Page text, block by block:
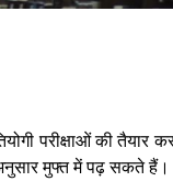
परीक्षाओं की तैयार
मुफ्त में पढ़ सकते हैं।